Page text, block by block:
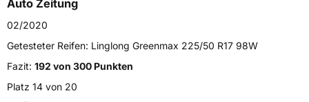
Generelle Merkmale
Fahrzeugtyp
PKW
Verwendung
Sommerreifen
Modellname
Greenmax
Auto Zeitung
02/2020
Getesteter Reifen: Linglong Greenmax 225/50 R17 98W
Fazit: 192 von 300 Punkten
Platz 14 von 20